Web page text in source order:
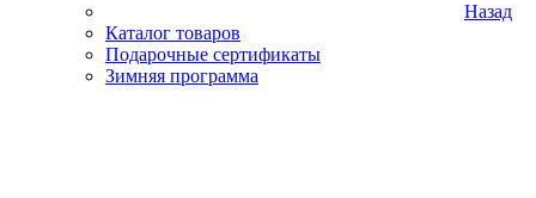
Назад
Каталог товаров
Подарочные сертификаты
Зимняя программа